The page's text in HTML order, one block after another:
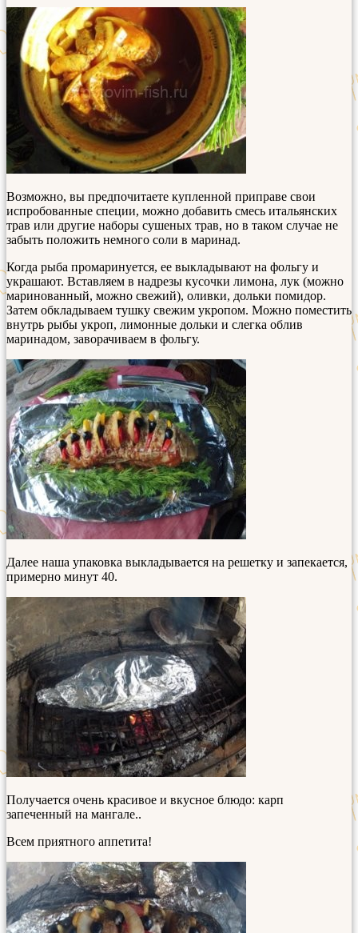
Возможно, вы предпочитаете купленной приправе свои
испробованные специи, можно добавить смесь итальянских
трав или другие наборы сушеных трав, но в таком случае не
забыть положить немного соли в маринад.
Когда рыба промаринуется, ее выкладывают на фольгу и
украшают. Вставляем в надрезы кусочки лимона, лук (можно
маринованный, можно свежий), оливки, дольки помидор.
Затем обкладываем тушку свежим укропом. Можно поместить
внутрь рыбы укроп, лимонные дольки и слегка облив
маринадом, заворачиваем в фольгу.
Далее наша упаковка выкладывается на решетку и запекается,
примерно минут 40.
Получается очень красивое и вкусное блюдо: карп
запеченный на мангале..
Всем приятного аппетита!